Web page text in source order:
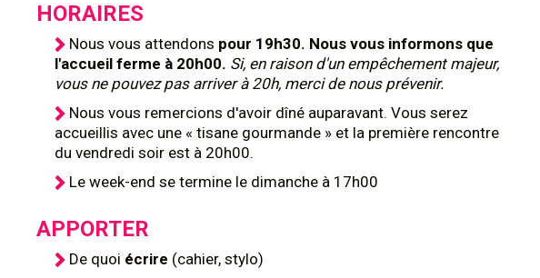
HORAIRES
Nous vous attendons pour 19h30. Nous vous informons que
l'accueil ferme à 20h00. Si, en raison d'un empêchement majeur,
vous ne pouvez pas arriver à 20h, merci de nous prévenir.
Nous vous remercions d'avoir dîné auparavant. Vous serez
accueillis avec une « tisane gourmande » et la première rencontre
du vendredi soir est à 20h00.
Le week-end se termine le dimanche à 17h00
APPORTER
De quoi écrire (cahier, stylo)